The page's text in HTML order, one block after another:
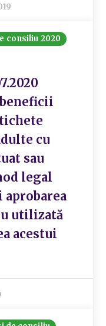
consiliu 2020
cu
sau
legal
aprobarea
utilizată
acestui